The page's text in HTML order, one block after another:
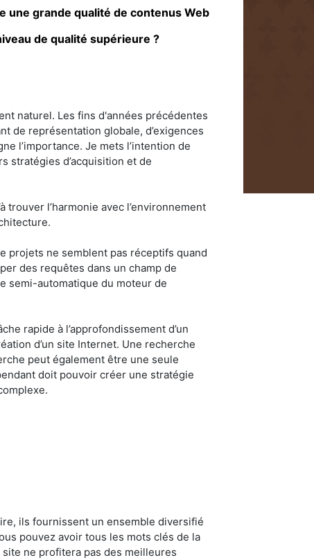
une grande qualité de contenus Web
de qualité supérieure ?
naturel. Les fins d'années précédentes
de représentation globale, d’exigences
l’importance. Je mets l’intention de
stratégies d’acquisition et de
trouver l’harmonie avec l’environnement
projets ne semblent pas réceptifs quand
des requêtes dans un champ de
semi-automatique du moteur de
rapide à l’approfondissement d’un
d’un site Internet. Une recherche
peut également être une seule
doit pouvoir créer une stratégie
ils fournissent un ensemble diversifié
pouvez avoir tous les mots clés de la
ne profitera pas des meilleures